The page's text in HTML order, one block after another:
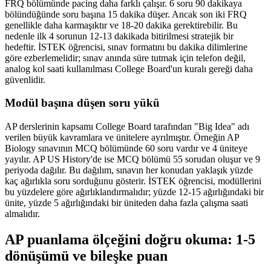
FRQ bölümünde pacing daha farklı çalışır. 6 soru 90 dakikaya
bölündüğünde soru başına 15 dakika düşer. Ancak son iki FRQ
genellikle daha karmaşıktır ve 18-20 dakika gerektirebilir. Bu
nedenle ilk 4 sorunun 12-13 dakikada bitirilmesi stratejik bir
hedeftir. İSTEK öğrencisi, sınav formatını bu dakika dilimlerine
göre ezberlemelidir; sınav anında süre tutmak için telefon değil,
analog kol saati kullanılması College Board'un kuralı gereği daha
güvenlidir.
Modül başına düşen soru yükü
AP derslerinin kapsamı College Board tarafından "Big Idea" adı
verilen büyük kavramlara ve ünitelere ayrılmıştır. Örneğin AP
Biology sınavının MCQ bölümünde 60 soru vardır ve 4 üniteye
yayılır. AP US History'de ise MCQ bölümü 55 sorudan oluşur ve 9
periyoda dağılır. Bu dağılım, sınavın her konudan yaklaşık yüzde
kaç ağırlıkla soru sorduğunu gösterir. İSTEK öğrencisi, modüllerini
bu yüzdelere göre ağırlıklandırmalıdır; yüzde 12-15 ağırlığındaki bir
ünite, yüzde 5 ağırlığındaki bir üniteden daha fazla çalışma saati
almalıdır.
AP puanlama ölçeğini doğru okuma: 1-5
dönüşümü ve bileşke puan